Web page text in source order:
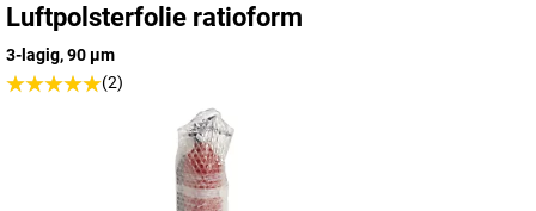
Luftpolsterfolie ratioform
3-lagig, 90 µm
(2)